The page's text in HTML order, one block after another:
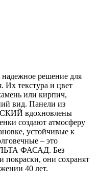
решение для
Их текстура и цвет
или кирпич,
вид. Панели из
вдохновлены
создают атмосферу
устойчивые к
– это
ФАСАД. Без
покраски, они сохранят
40 лет.